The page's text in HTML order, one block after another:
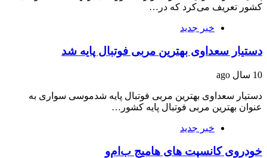
کشور تعریف می‌کرد که در…
خبر جدید
دستیار سعداوی بهترین مربی فوتبال پایه شد
10 سال ago
دستیار سعداوی بهترین مربی فوتبال پایه شدموسی سواری به
عنوان بهترین مربی فوتبال پایه کشور…
خبر جدید
خودروی کانسپت های هامیج ب‌ام‌و